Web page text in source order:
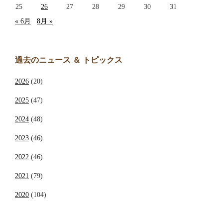
25
26 27 28 29 30
31
« 6月
8月 »
過去のニュース ＆ トピックス
2026 (20)
2025 (47)
2024 (48)
2023 (46)
2022 (46)
2021 (79)
2020 (104)